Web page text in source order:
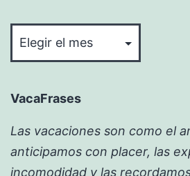
VacaFrases
Las vacaciones son como el
anticipamos con placer, las
incomodidad y las